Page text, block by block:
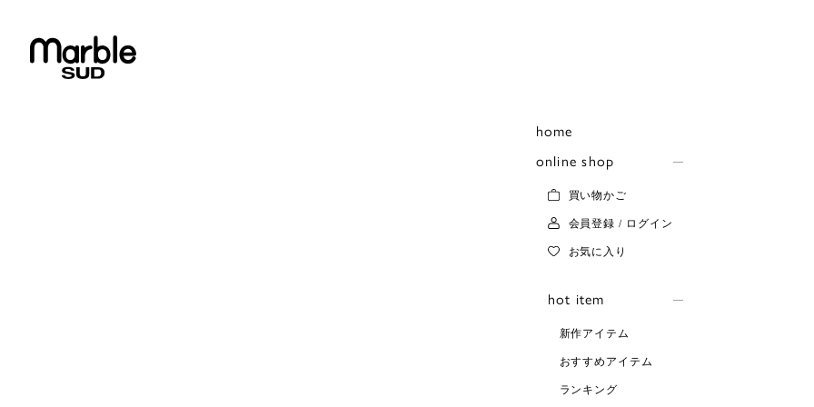
home
online shop
買い物かご
会員登録 / ログイン
お気に入り
hot item
新作アイテム
おすすめアイテム
ランキング